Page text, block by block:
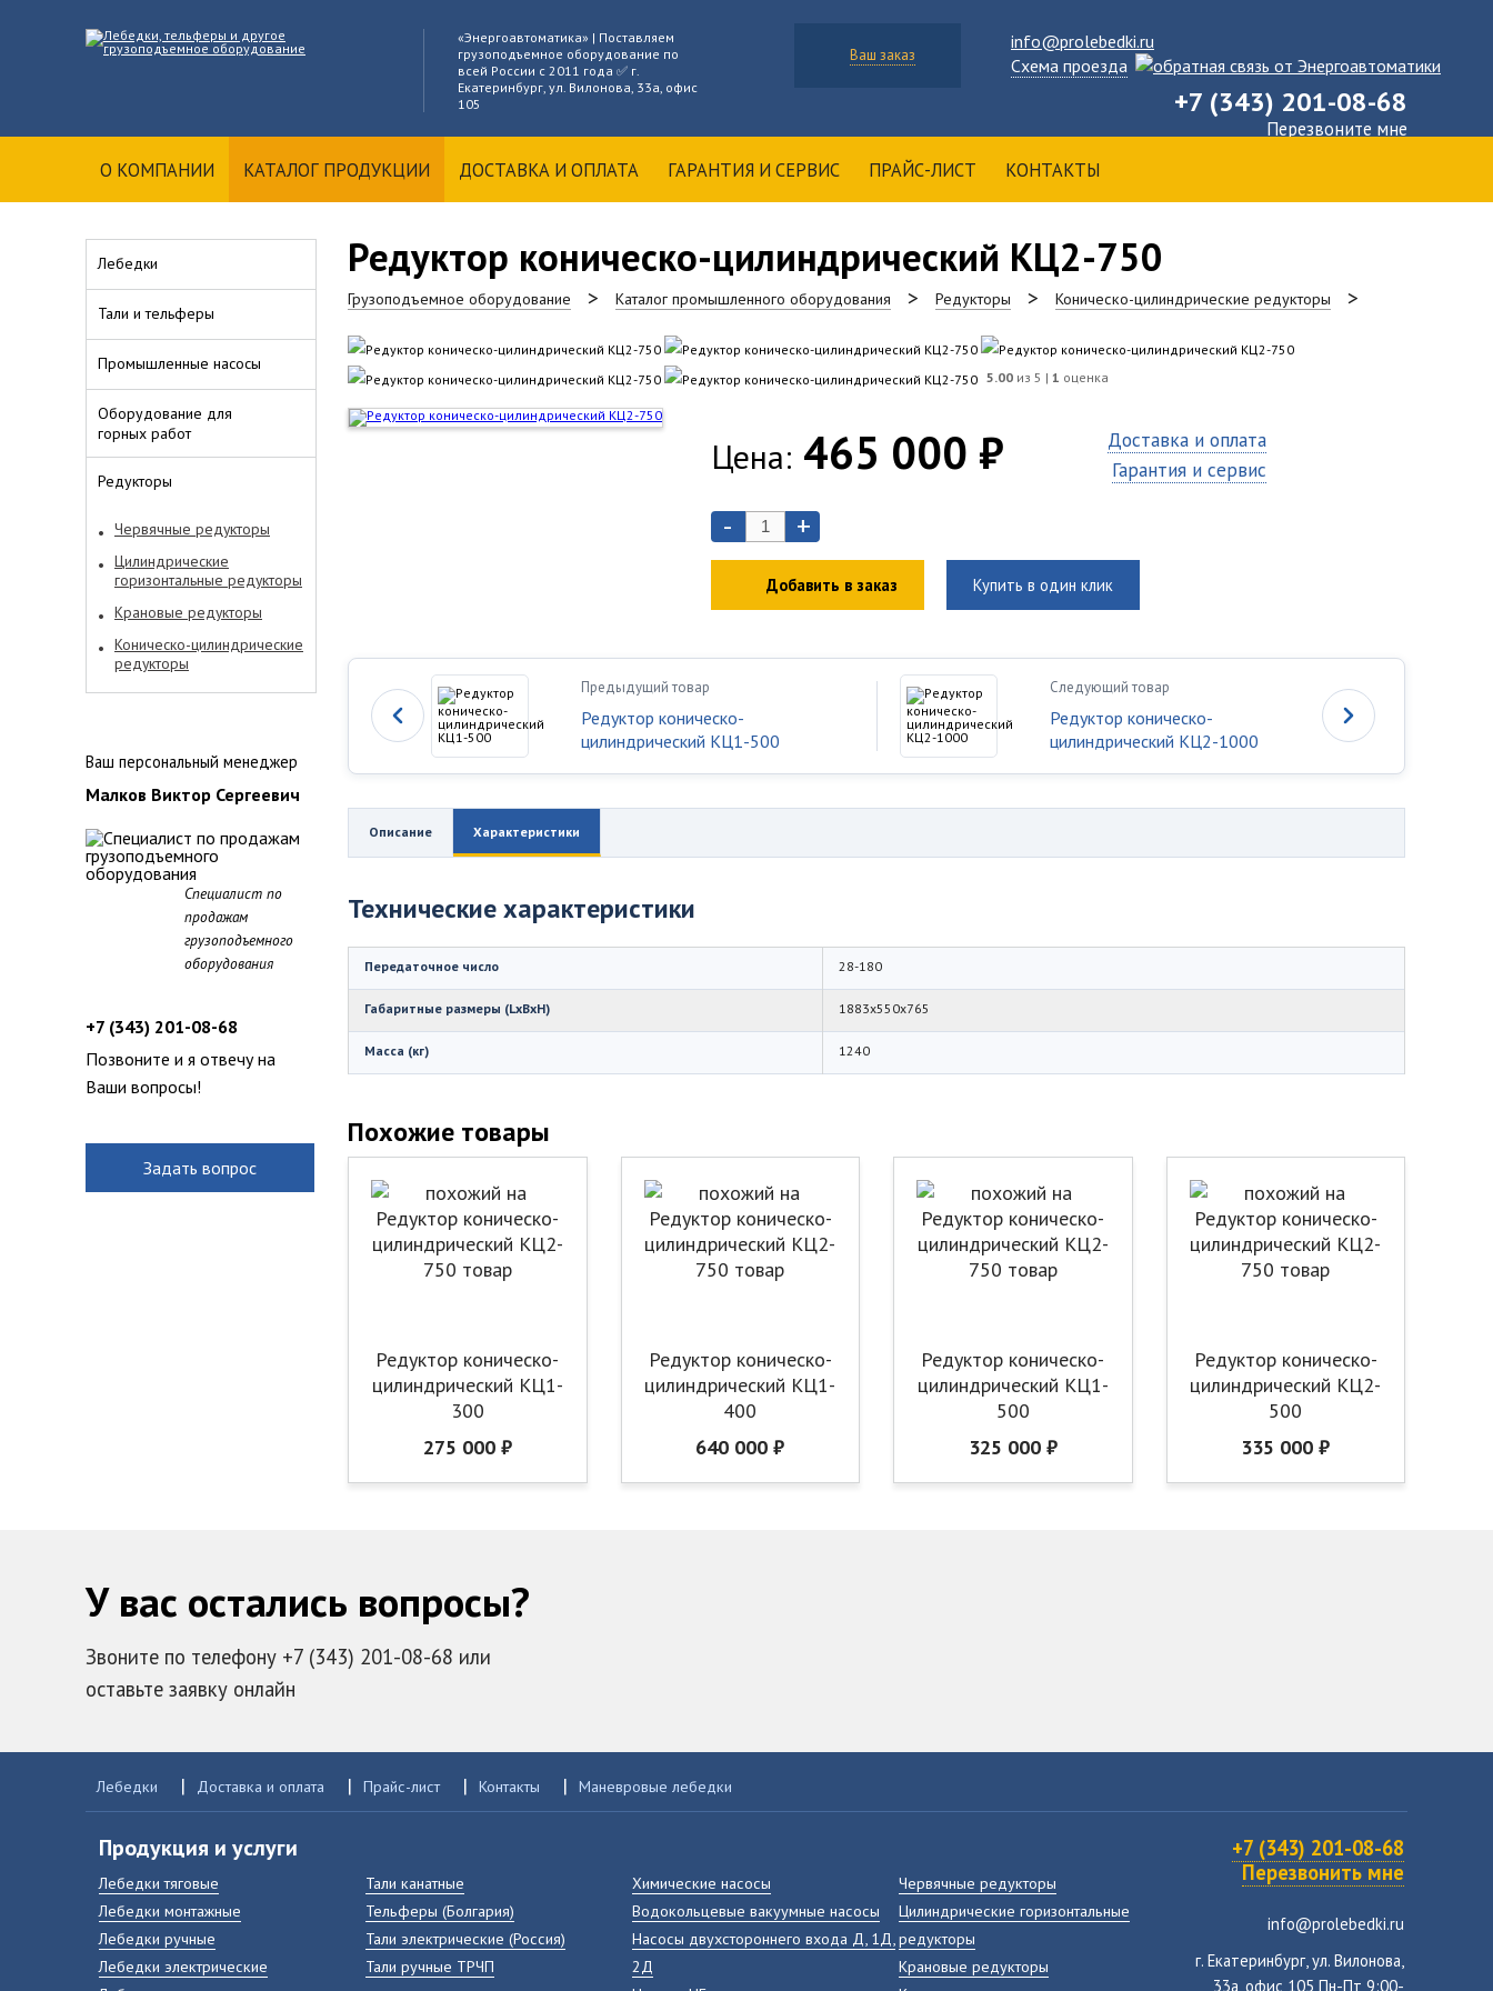
«Энергоавтоматика» | Поставляем
грузоподъемное оборудование по
всей России с 2011 года ✅ г.
Екатеринбург, ул. Вилонова, 33а, офис
105
Ваш заказ
info@prolebedki.ru
Схема проезда
+7 (343) 201-08-68
Перезвоните мне
О КОМПАНИИ
КАТАЛОГ ПРОДУКЦИИ ДОСТАВКА И ОПЛАТА ГАРАНТИЯ И СЕРВИС ПРАЙС-ЛИСТ КОНТАКТЫ
Лебедки
Тали и тельферы
Промышленные насосы
Оборудование для
горных работ
Редукторы
Червячные редукторы
Цилиндрические
горизонтальные редукторы
Крановые редукторы
Коническо-цилиндрические
редукторы
Ваш персональный менеджер
Малков Виктор Сергеевич
Специалист по
продажам
грузоподъемного
оборудования
+7 (343) 201-08-68
Позвоните и я отвечу на
Ваши вопросы!
Задать вопрос
Редуктор коническо-цилиндрический КЦ2-750
Грузоподъемное оборудование Каталог промышленного оборудования Редукторы Коническо-цилиндрические редукторы
5.00 из 5 | 1 оценка
Цена: 465 000 ₽
Доставка и оплата
Гарантия и сервис
- +
Добавить в заказ Купить в один клик
Предыдущий товар
Редуктор коническо-
цилиндрический КЦ1-500
Следующий товар
Редуктор коническо-
цилиндрический КЦ2-1000
Описание Характеристики
Технические характеристики
Передаточное число 28-180
Габаритные размеры (LхBхH) 1883х550х765
Масса (кг) 1240
Похожие товары
Редуктор коническо-
цилиндрический КЦ1-
300
275 000 ₽
Редуктор коническо-
цилиндрический КЦ1-
400
640 000 ₽
Редуктор коническо-
цилиндрический КЦ1-
500
325 000 ₽
Редуктор коническо-
цилиндрический КЦ2-
500
335 000 ₽
У вас остались вопросы?
Звоните по телефону +7 (343) 201-08-68 или
оставьте заявку онлайн
Лебедки | Доставка и оплата | Прайс-лист | Контакты | Маневровые лебедки
Продукция и услуги
Лебедки тяговые
Лебедки монтажные
Лебедки ручные
Лебедки электрические
Тали канатные
Тельферы (Болгария)
Тали электрические (Россия)
Тали ручные ТРЧП
Химические насосы
Водокольцевые вакуумные насосы
Насосы двухстороннего входа Д, 1Д,
2Д
Червячные редукторы
Цилиндрические горизонтальные
редукторы
Крановые редукторы
+7 (343) 201-08-68
Перезвонить мне
info@prolebedki.ru
г. Екатеринбург, ул. Вилонова,
33а, офис 105 Пн-Пт 9:00-